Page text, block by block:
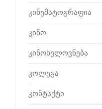
კინემატოგრაფია
კინო
კინოხელოვნება
კოლეგა
კონტაქტი